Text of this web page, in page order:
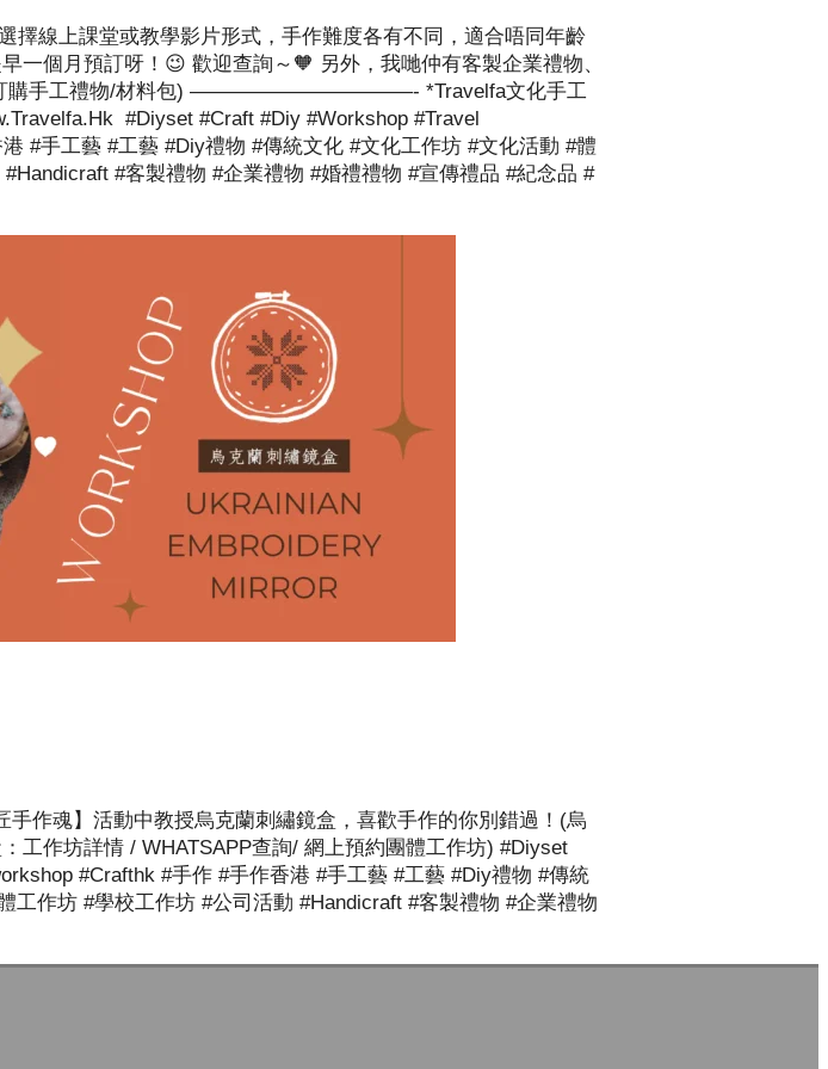
擇線上課堂或教學影片形式，手作難度各有不同，適合唔同年齡
個月預訂呀！😉 歡迎查詢～🧡 另外，我哋仲有客製企業禮物、
/ 訂購手工禮物/材料包) ———————————- *Travelfa文化手工
#diyset #craft #diy #workshop #travel
#手工藝 #工藝 #diy禮物 #傳統文化 #文化工作坊 #文化活動 #體
#客製禮物 #企業禮物 #婚禮禮物 #宣傳禮品 #紀念品 #
作魂】活動中教授烏克蘭刺繡鏡盒，喜歡手作的你別錯過！(烏
工作坊詳情 / WHATSAPP查詢/ 網上預約團體工作坊) #diyset
#crafthk #手作 #手作香港 #手工藝 #工藝 #diy禮物 #傳統
作坊 #學校工作坊 #公司活動 #handicraft #客製禮物 #企業禮物